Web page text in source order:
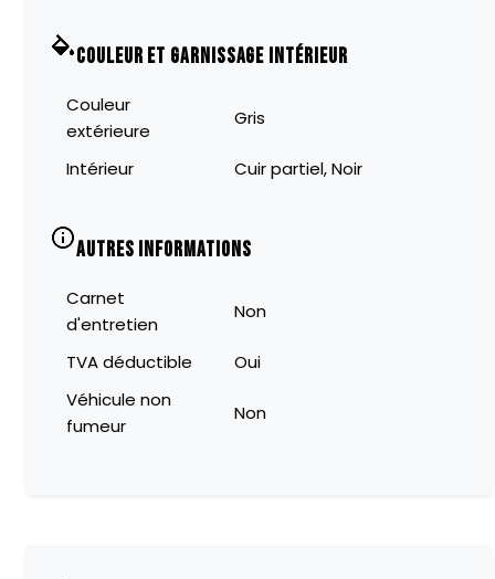
COULEUR ET GARNISSAGE INTÉRIEUR
Couleur
extérieure
Gris
Intérieur Cuir partiel, Noir
AUTRES INFORMATIONS
Carnet
d'entretien
Non
TVA déductible
Oui
Véhicule non
fumeur
Non